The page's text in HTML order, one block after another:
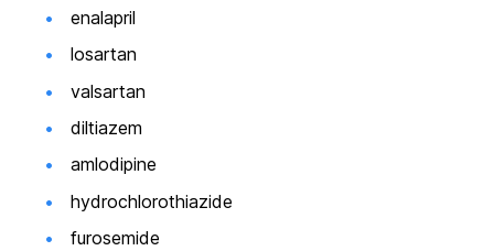
enalapril
losartan
valsartan
diltiazem
amlodipine
hydrochlorothiazide
furosemide